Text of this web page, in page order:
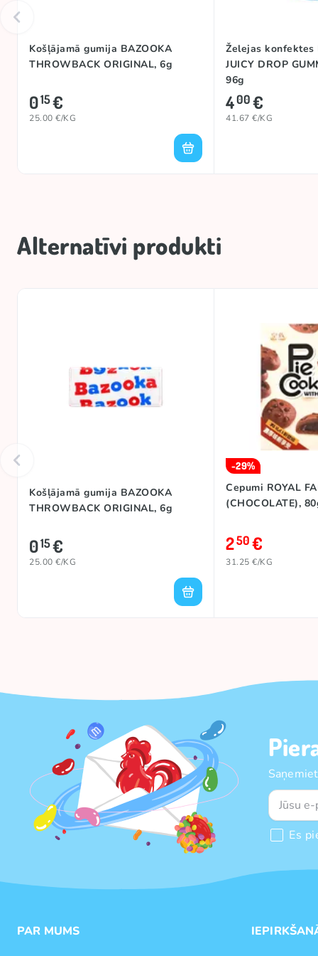
Košļājamā gumija BAZOOKA
THROWBACK ORIGINAL, 6g
015€
25.00 €/KG
Želejas konfektes
JUICY DROP
96g
400€
41.67 €/KG
Alternatīvi produkti
Košļājamā gumija BAZOOKA
THROWBACK ORIGINAL, 6g
015€
25.00 €/KG
-29%
Cepumi ROYAL
(CHOCOLATE),
250€
31.25 €/KG
Es
PAR MUMS